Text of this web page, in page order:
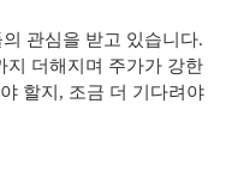
관심을 받고 있습니다.
지 더해지며 주가가 강한
할지, 조금 더 기다려야